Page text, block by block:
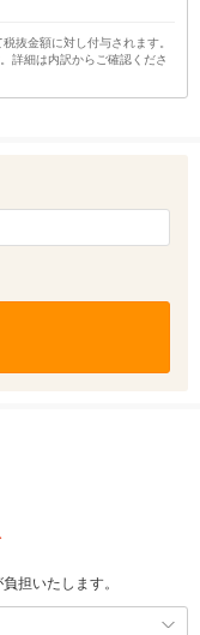
抜金額に対し付与されます。
詳細は内訳からご確認くださ
担いたします。